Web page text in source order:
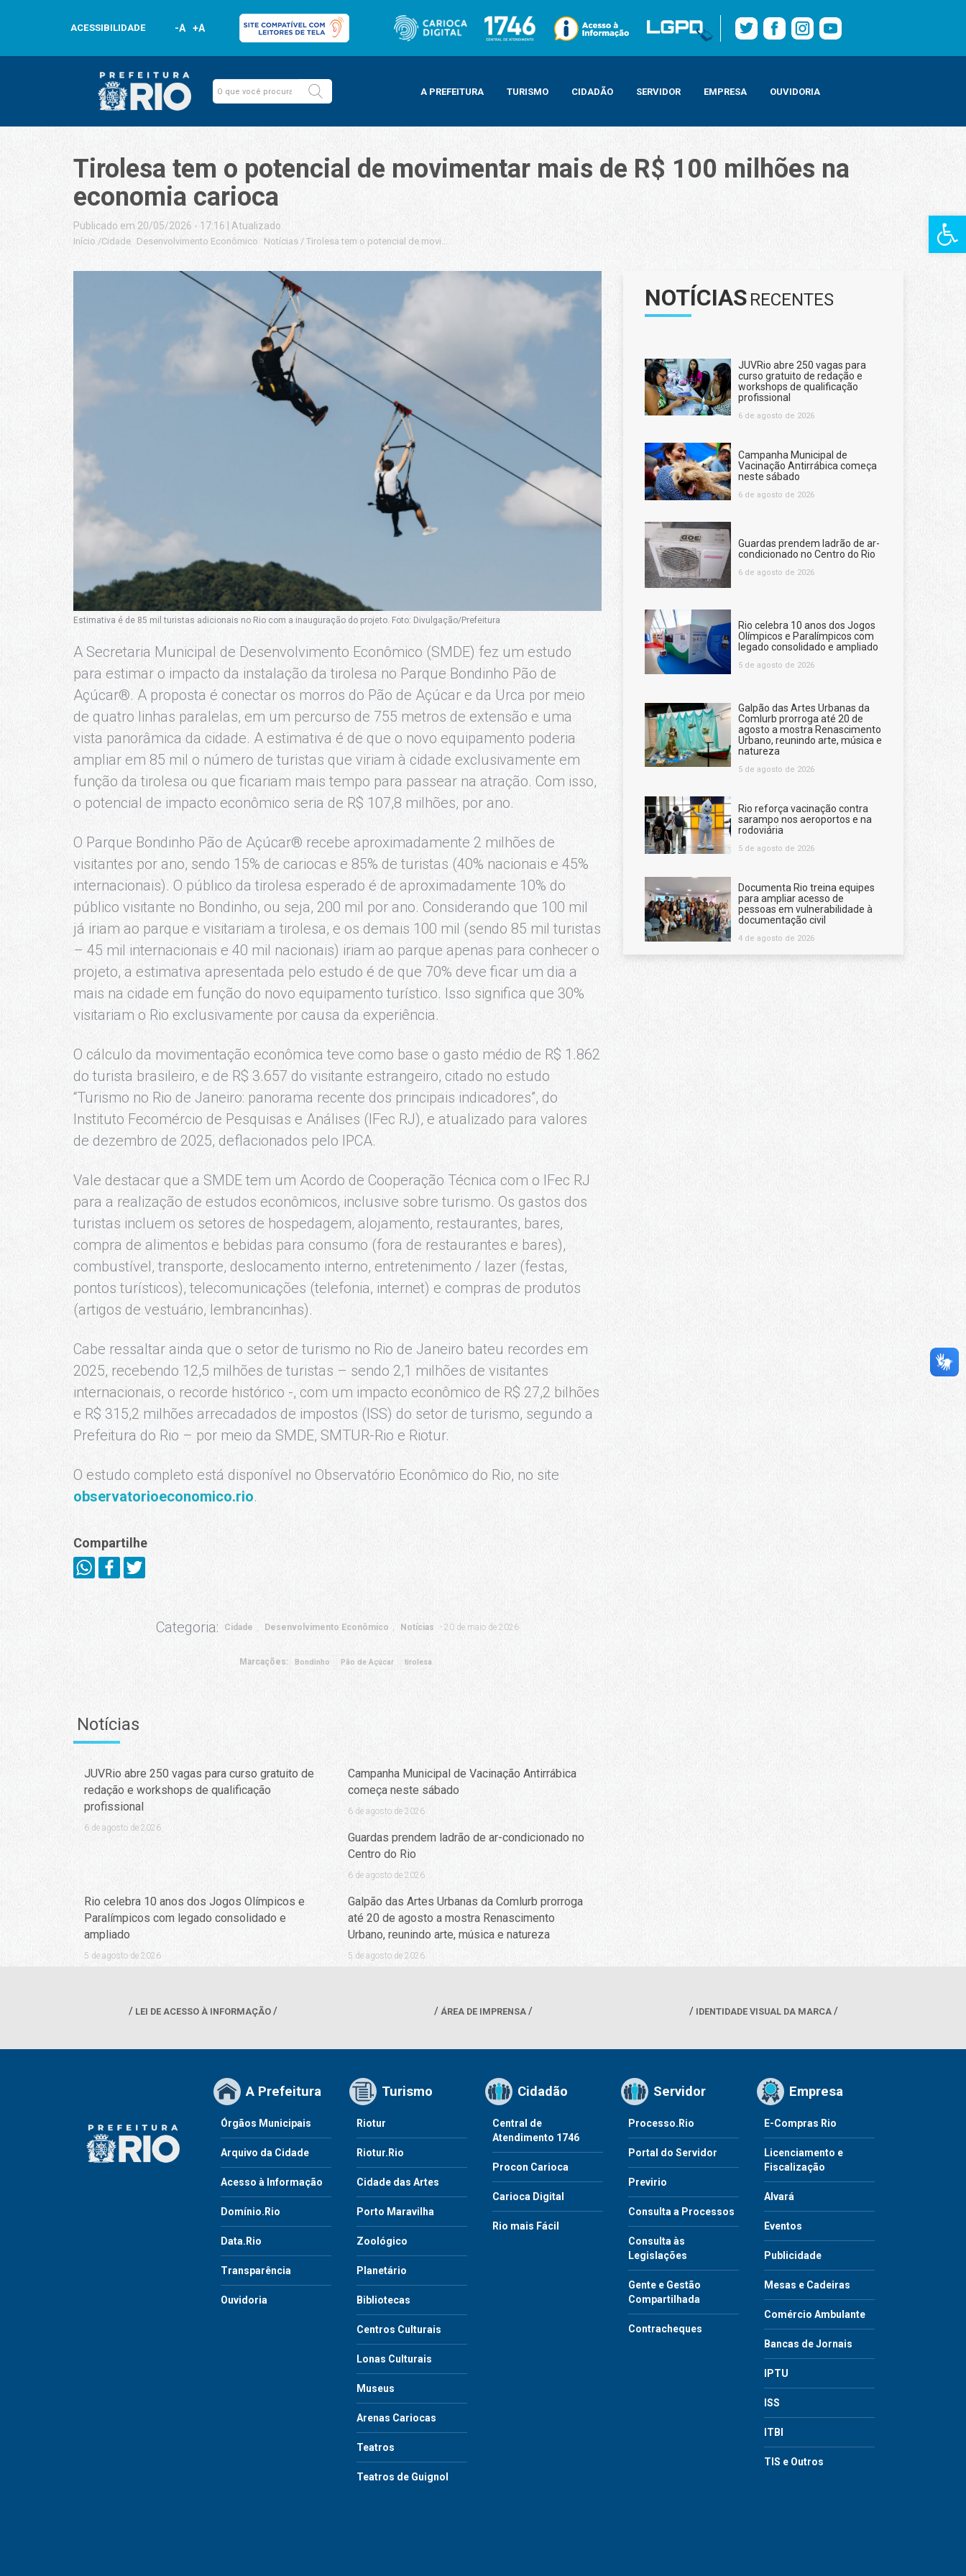
Barra de
ACESSIBILIDADE -A +A
A PREFEITURA TURISMO CIDADÃO SERVIDOR EMPRESA OUVIDORIA
Tirolesa tem o potencial de movimentar mais de R$ 100 milhões na
economia carioca
Publicado em 20/05/2026 - 17:16 Atualizado
Início /Cidade Desenvolvimento Econômico Notícias / Tirolesa tem o potencial de movimentar mais de R$ 100 milhões na economia carioca
Estimativa é de 85 mil turistas adicionais no Rio com a inauguração do projeto. Foto: Divulgação/Prefeitura
A Secretaria Municipal de Desenvolvimento Econômico (SMDE) fez um estudo
para estimar o impacto da instalação da tirolesa no Parque Bondinho Pão de
Açúcar®. A proposta é conectar os morros do Pão de Açúcar e da Urca por meio
de quatro linhas paralelas, em um percurso de 755 metros de extensão e uma
vista panorâmica da cidade. A estimativa é de que o novo equipamento poderia
ampliar em 85 mil o número de turistas que viriam à cidade exclusivamente em
função da tirolesa ou que ficariam mais tempo para passear na atração. Com isso,
o potencial de impacto econômico seria de R$ 107,8 milhões, por ano.
O Parque Bondinho Pão de Açúcar® recebe aproximadamente 2 milhões de
visitantes por ano, sendo 15% de cariocas e 85% de turistas (40% nacionais e 45%
internacionais). O público da tirolesa esperado é de aproximadamente 10% do
público visitante no Bondinho, ou seja, 200 mil por ano. Considerando que 100 mil
já iriam ao parque e visitariam a tirolesa, e os demais 100 mil (sendo 85 mil turistas
– 45 mil internacionais e 40 mil nacionais) iriam ao parque apenas para conhecer o
projeto, a estimativa apresentada pelo estudo é de que 70% deve ficar um dia a
mais na cidade em função do novo equipamento turístico. Isso significa que 30%
visitariam o Rio exclusivamente por causa da experiência.
O cálculo da movimentação econômica teve como base o gasto médio de R$ 1.862
do turista brasileiro, e de R$ 3.657 do visitante estrangeiro, citado no estudo
“Turismo no Rio de Janeiro: panorama recente dos principais indicadores”, do
Instituto Fecomércio de Pesquisas e Análises (IFec RJ), e atualizado para valores
de dezembro de 2025, deflacionados pelo IPCA.
Vale destacar que a SMDE tem um Acordo de Cooperação Técnica com o IFec RJ
para a realização de estudos econômicos, inclusive sobre turismo. Os gastos dos
turistas incluem os setores de hospedagem, alojamento, restaurantes, bares,
compra de alimentos e bebidas para consumo (fora de restaurantes e bares),
combustível, transporte, deslocamento interno, entretenimento / lazer (festas,
pontos turísticos), telecomunicações (telefonia, internet) e compras de produtos
(artigos de vestuário, lembrancinhas).
Cabe ressaltar ainda que o setor de turismo no Rio de Janeiro bateu recordes em
2025, recebendo 12,5 milhões de turistas – sendo 2,1 milhões de visitantes
internacionais, o recorde histórico -, com um impacto econômico de R$ 27,2 bilhões
e R$ 315,2 milhões arrecadados de impostos (ISS) do setor de turismo, segundo a
Prefeitura do Rio – por meio da SMDE, SMTUR-Rio e Riotur.
O estudo completo está disponível no Observatório Econômico do Rio, no site
observatorioeconomico.rio.
Compartilhe
Categoria: Cidade Desenvolvimento Econômico Notícias 20 de maio de 2026
Marcações: Bondinho Pão de Açúcar tirolesa
Notícias
JUVRio abre 250 vagas para curso gratuito de
redação e workshops de qualificação
profissional
6 de agosto de 2026
Campanha Municipal de Vacinação Antirrábica
começa neste sábado
6 de agosto de 2026
Guardas prendem ladrão de ar-condicionado no
Centro do Rio
6 de agosto de 2026
Rio celebra 10 anos dos Jogos Olímpicos e
Paralímpicos com legado consolidado e
ampliado
5 de agosto de 2026
Galpão das Artes Urbanas da Comlurb prorroga
até 20 de agosto a mostra Renascimento
Urbano, reunindo arte, música e natureza
5 de agosto de 2026
NOTÍCIAS RECENTES
JUVRio abre 250 vagas para
curso gratuito de redação e
workshops de qualificação
profissional
6 de agosto de 2026
Campanha Municipal de
Vacinação Antirrábica começa
neste sábado
6 de agosto de 2026
Guardas prendem ladrão de ar-
condicionado no Centro do Rio
6 de agosto de 2026
Rio celebra 10 anos dos Jogos
Olímpicos e Paralímpicos com
legado consolidado e ampliado
5 de agosto de 2026
Galpão das Artes Urbanas da
Comlurb prorroga até 20 de
agosto a mostra Renascimento
Urbano, reunindo arte, música e
natureza
5 de agosto de 2026
Rio reforça vacinação contra
sarampo nos aeroportos e na
rodoviária
5 de agosto de 2026
Documenta Rio treina equipes
para ampliar acesso de
pessoas em vulnerabilidade à
documentação civil
4 de agosto de 2026
LEI DE ACESSO À INFORMAÇÃO ÁREA DE IMPRENSA IDENTIDADE VISUAL DA MARCA
A Prefeitura
Órgãos Municipais
Arquivo da Cidade
Acesso à Informação
Domínio.Rio
Data.Rio
Transparência
Ouvidoria
Turismo
Riotur
Riotur.Rio
Cidade das Artes
Porto Maravilha
Zoológico
Planetário
Bibliotecas
Centros Culturais
Lonas Culturais
Museus
Arenas Cariocas
Teatros
Teatros de Guignol
Cidadão
Central de
Atendimento 1746
Procon Carioca
Carioca Digital
Rio mais Fácil
Servidor
Processo.Rio
Portal do Servidor
Previrio
Consulta a Processos
Consulta às
Legislações
Gente e Gestão
Compartilhada
Contracheques
Empresa
E-Compras Rio
Licenciamento e
Fiscalização
Alvará
Eventos
Publicidade
Mesas e Cadeiras
Comércio Ambulante
Bancas de Jornais
IPTU
ISS
ITBI
TIS e Outros